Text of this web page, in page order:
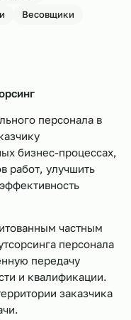
Весовщики
персонала в
бизнес-процессах,
работ, улучшить
частным
персонала
передачу
и квалификации.
заказчика